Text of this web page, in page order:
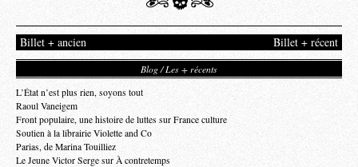
Billet + récent
Billet + ancien
Blog / Les + récents
L’État n’est plus rien, soyons tout
Raoul Vaneigem
Front populaire, une histoire de luttes sur France culture
Soutien à la librairie Violette and Co
Parias, de Marina Touilliez
Le Jeune Victor Serge sur À contretemps